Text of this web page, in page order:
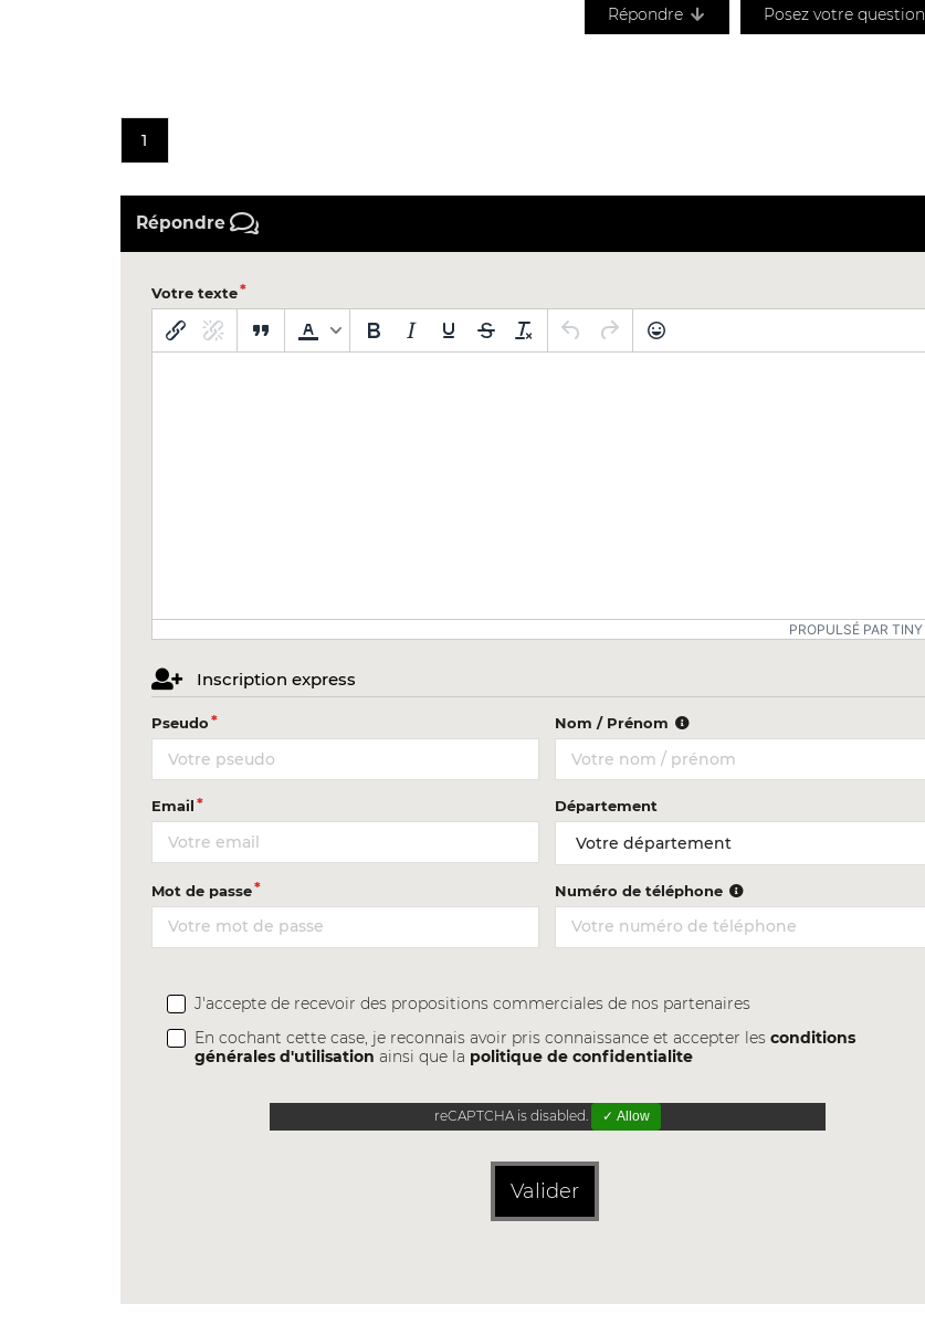
Répondre Posez votre question
1
Répondre
Votre texte
PROPULSÉ PAR TINY
Inscription express
Pseudo Nom / Prénom
Email Département
Mot de passe Numéro de téléphone
J'accepte de recevoir des propositions commerciales de nos partenaires
En cochant cette case, je reconnais avoir pris connaissance et accepter lesconditions
générales d'utilisation ainsi que la politique de confidentialite
reCAPTCHA is disabled. ✓ Allow
Valider